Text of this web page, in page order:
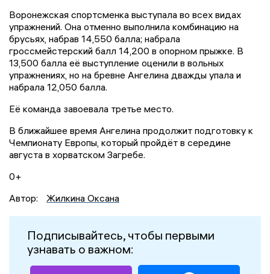
Воронежская спортсменка выступала во всех видах
упражнений. Она отменно выполнила комбинацию на
брусьях, набрав 14,550 балла; набрала
гроссмейстерский балл 14,200 в опорном прыжке. В
13,500 балла её выступление оценили в вольных
упражнениях, но на бревне Ангелина дважды упала и
набрала 12,050 балла.
Её команда завоевала третье место.
В ближайшее время Ангелина продолжит подготовку к
Чемпионату Европы, который пройдёт в середине
августа в хорватском Загребе.
0+
Автор:
Жилкина Оксана
Подписывайтесь, чтобы первыми
узнавать о важном: